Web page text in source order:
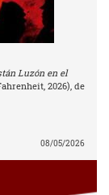
Luzón en el
2026), de
08/05/2026